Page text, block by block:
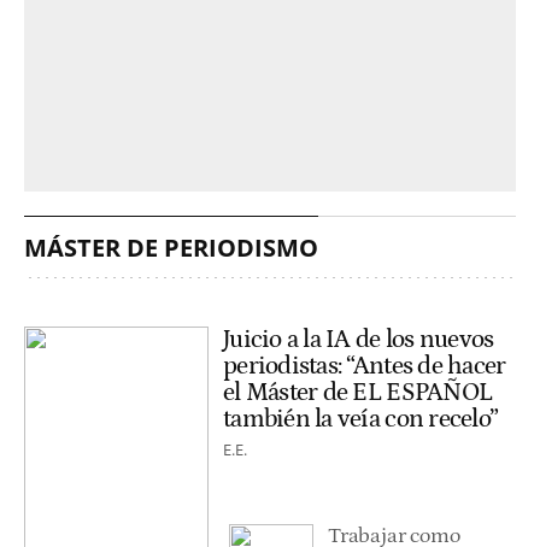
MÁSTER DE PERIODISMO
Juicio a la IA de los nuevos
periodistas: “Antes de hacer
el Máster de EL ESPAÑOL
también la veía con recelo”
E.E.
Trabajar como